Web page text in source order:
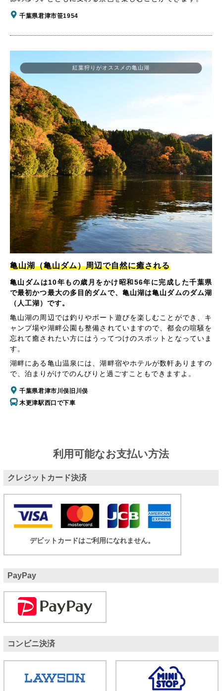
千葉県君津市笹1954
亀山湖（亀山ダム）周辺で自然に癒される
亀山ダムは10年もの歳月をかけ昭和56年に完成した千葉県
で最初かつ最大の多目的ダムで、亀山湖は亀山ダムのダム湖
（人工湖）です。
亀山湖の周辺では釣りやボート遊びを楽しむことができ、キ
ャンプ場や湖畔公園も整備されていますので、都会の喧騒を
忘れて癒されたい方にはうってつけのスポットとなっていま
す。
湖畔にある亀山温泉には、湖畔宿やホテルが数軒ありますの
で、泊まりがけでのんびりと過ごすこともできますよ。
千葉県君津市川俣旧川俣
木更津駅西口で下車
紅葉狩りがオススメの亀山湖
利用可能なお支払い方法
クレジットカード決済
デビットカードはご利用になれません。
PayPay
コンビニ決済